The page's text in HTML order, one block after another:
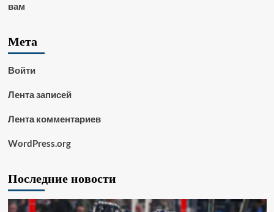
вам
Мета
Войти
Лента записей
Лента комментариев
WordPress.org
Последние новости